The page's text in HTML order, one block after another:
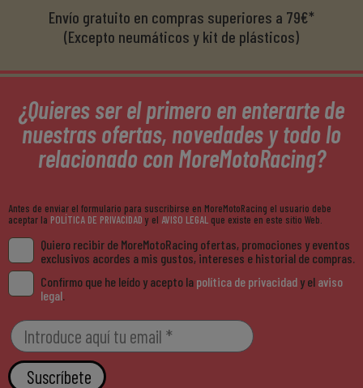
Envío gratuito en compras superiores a 79€*
(Excepto neumáticos y kit de plásticos)
¿Quieres ser el primero en enterarte de
nuestras ofertas, novedades y todo lo
relacionado con MoreMotoRacing?
Antes de enviar el formulario para suscribirse en MoreMotoRacing el usuario debe
aceptar la POLÍTICA DE PRIVACIDAD y el AVISO LEGAL que existe en este sitio Web.
Quiero recibir de MoreMotoRacing ofertas, promociones y eventos
exclusivos acordes a mis gustos, intereses e historial de compras.
Confirmo que he leído y acepto la política de privacidad y el aviso
legal
Suscríbete